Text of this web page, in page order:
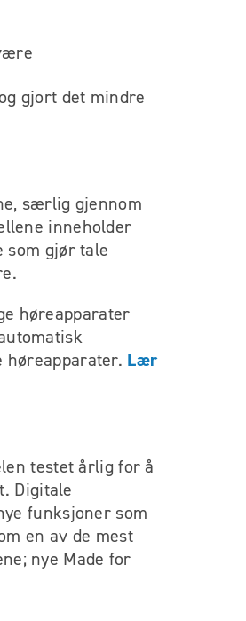
gjort det mindre
særlig gjennom
inneholder
som gjør tale
høreapparater
høreapparater. Lær
testet årlig for å
Digitale
funksjoner som
en av de mest
nye Made for